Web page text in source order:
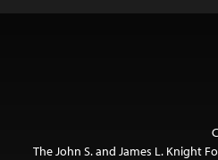
The John S. and James L. Knight